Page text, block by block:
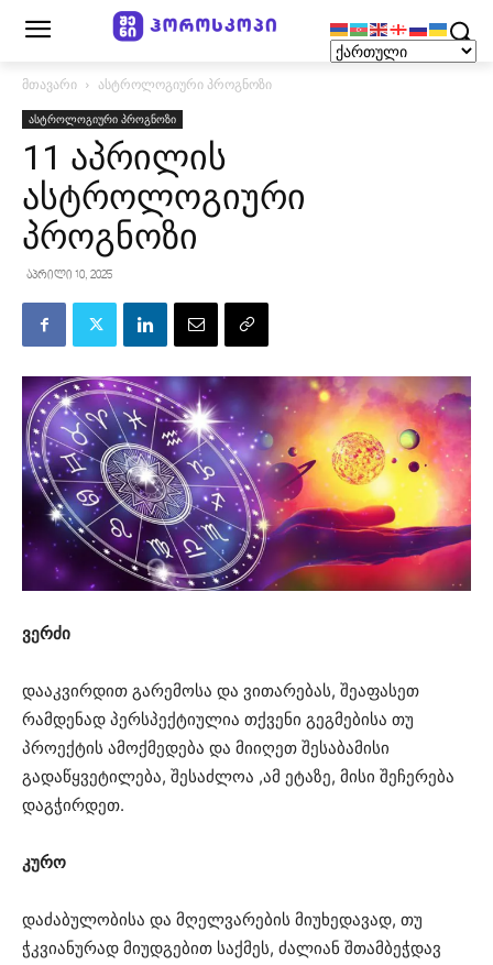
მთავარი ასტროლოგიური პროგნოზი
ასტროლოგიური პროგნოზი
11 აპრილის
ასტროლოგიური
პროგნოზი
აპრილი 10, 2025
ვერძი
დააკვირდით გარემოსა და ვითარებას, შეაფასეთ
რამდენად პერსპექტიულია თქვენი გეგმებისა თუ
პროექტის ამოქმედება და მიიღეთ შესაბამისი
გადაწყვეტილება, შესაძლოა ,ამ ეტაზე, მისი შეჩერება
დაგჭირდეთ.
კურო
დაძაბულობისა და მღელვარების მიუხედავად, თუ
ჭკვიანურად მიუდგებით საქმეს, ძალიან შთამბეჭდავ